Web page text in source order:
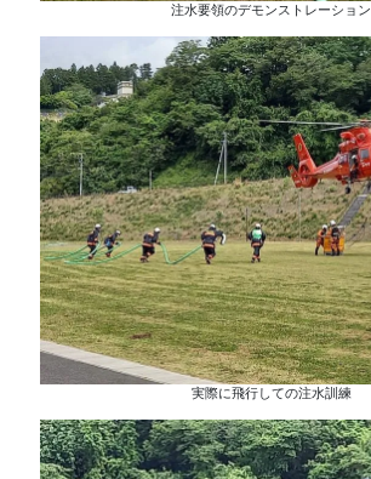
注水要領のデモンストレーション
実際に飛行しての注水訓練